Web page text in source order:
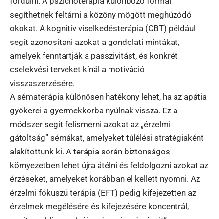
segíthetnek feltárni a közöny mögött meghúzódó
okokat. A kognitív viselkedésterápia (CBT) például
segít azonosítani azokat a gondolati mintákat,
amelyek fenntartják a passzivitást, és konkrét
cselekvési terveket kínál a motiváció
visszaszerzésére.
A sématerápia különösen hatékony lehet, ha az apátia
gyökerei a gyermekkorba nyúlnak vissza. Ez a
módszer segít felismerni azokat az „érzelmi
gátoltság” sémákat, amelyeket túlélési stratégiaként
alakítottunk ki. A terápia során biztonságos
környezetben lehet újra átélni és feldolgozni azokat az
érzéseket, amelyeket korábban el kellett nyomni. Az
érzelmi fókuszú terápia (EFT) pedig kifejezetten az
érzelmek megélésére és kifejezésére koncentrál,